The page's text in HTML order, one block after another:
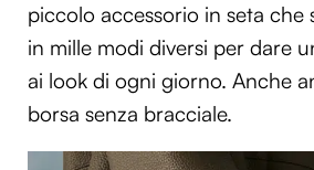
piccolo accessorio in seta che
in mille modi diversi per dare
ai look di ogni giorno. Anche
borsa senza bracciale.